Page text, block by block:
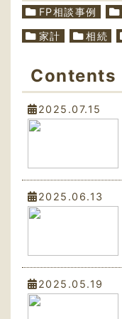
FP相談事例
家計 相続
Contents
2025.07.15
2025.06.13
2025.05.19